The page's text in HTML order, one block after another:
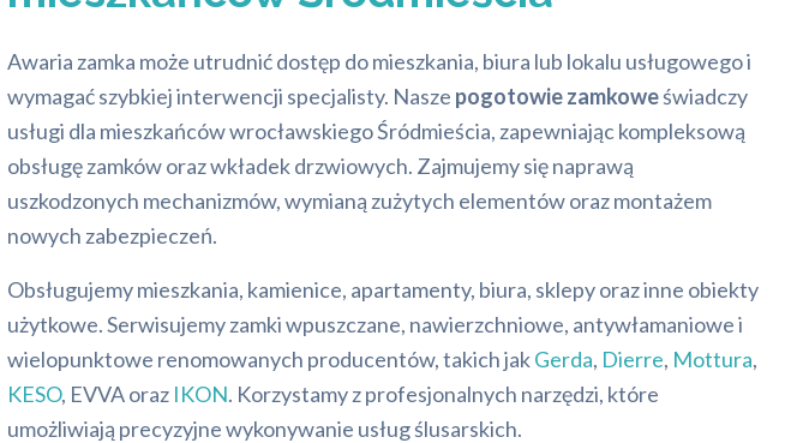
Awaria zamka może utrudnić dostęp do mieszkania, biura lub lokalu usługowego i
wymagać szybkiej interwencji specjalisty. Nasze pogotowie zamkoweświadczy
usługi dla mieszkańców wrocławskiego Śródmieścia, zapewniając kompleksową
obsługę zamków oraz wkładek drzwiowych. Zajmujemy się naprawą
uszkodzonych mechanizmów, wymianą zużytych elementów oraz montażem
nowych zabezpieczeń.
Obsługujemy mieszkania, kamienice, apartamenty, biura, sklepy oraz inne obiekty
użytkowe. Serwisujemy zamki wpuszczane, nawierzchniowe, antywłamaniowe i
wielopunktowe renomowanych producentów, takich jakGerda, Dierre, Mottura,
KESO, EVVA oraz IKON. Korzystamy z profesjonalnych narzędzi, które
umożliwiają precyzyjne wykonywanie usług ślusarskich.